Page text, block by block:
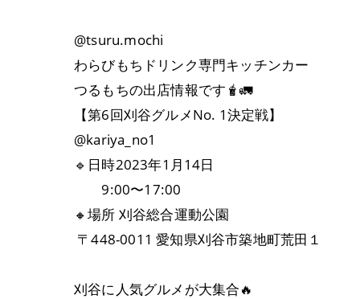
@tsuru.mochi
わらびもちドリンク専門キッチンカー
つるもちの出店情報です🧋🚛
【第6回刈谷グルメNo. 1決定戦】
@kariya_no1
🔹日時2023年1月14日
9:00〜17:00
🔸場所 刈谷総合運動公園
〒448-0011 愛知県刈谷市築地町荒田１
刈谷に人気グルメが大集合🔥